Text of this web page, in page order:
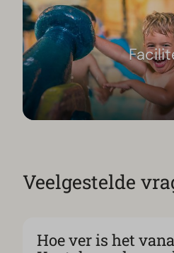
Veelgestelde
Hoe ver is het